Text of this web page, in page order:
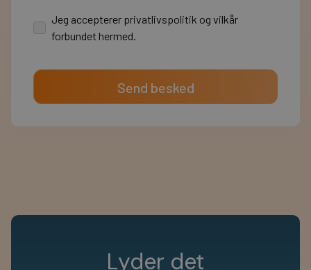
Jeg accepterer privatlivspolitik og vilkår
forbundet hermed.
Lyder det